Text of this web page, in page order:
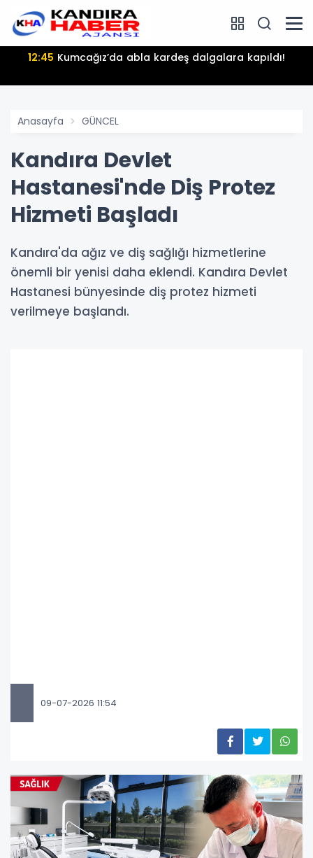
12:45 Kumcağız’da abla kardeş dalgalara kapıldı!
Anasayfa GÜNCEL
Kandıra Devlet
Hastanesi'nde Diş Protez
Hizmeti Başladı
Kandıra'da ağız ve diş sağlığı hizmetlerine
önemli bir yenisi daha eklendi. Kandıra Devlet
Hastanesi bünyesinde diş protez hizmeti
verilmeye başlandı.
09-07-2026 11:54